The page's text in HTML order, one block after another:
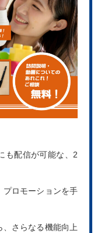
も配信が可能な、2
プロモーションを手
さらなる機能向上